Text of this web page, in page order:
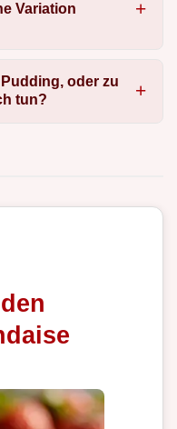
Variation
oder zu
tun?